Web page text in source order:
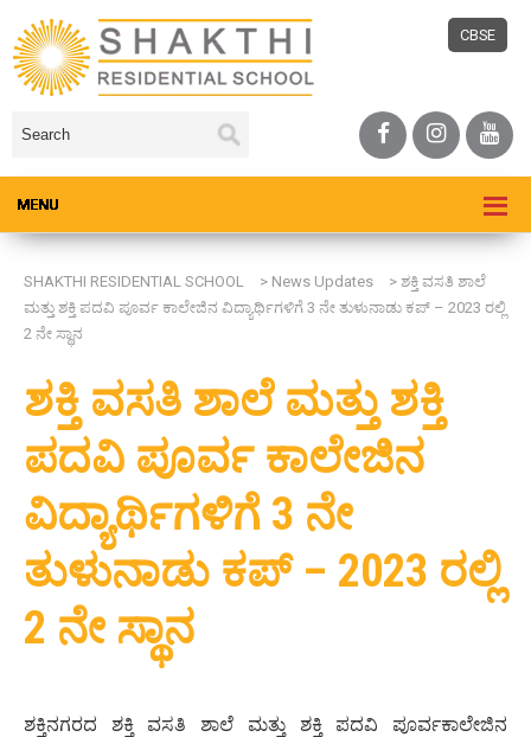
CBSE
SHAKTHI RESIDENTIAL SCHOOL > News Updates > ಶಕ್ತಿ ವಸತಿ ಶಾಲೆ
ಮತ್ತು ಶಕ್ತಿ ಪದವಿ ಪೂರ್ವ ಕಾಲೇಜಿನ ವಿದ್ಯಾರ್ಥಿಗಳಿಗೆ 3 ನೇ ತುಳುನಾಡು ಕಪ್ – 2023 ರಲ್ಲಿ
2 ನೇ ಸ್ಥಾನ
ಶಕ್ತಿ ವಸತಿ ಶಾಲೆ ಮತ್ತು ಶಕ್ತಿ
ಪದವಿ ಪೂರ್ವ ಕಾಲೇಜಿನ
ವಿದ್ಯಾರ್ಥಿಗಳಿಗೆ 3 ನೇ
ತುಳುನಾಡು ಕಪ್ – 2023 ರಲ್ಲಿ
2 ನೇ ಸ್ಥಾನ
ಶಕ್ತಿನಗರದ ಶಕ್ತಿ ವಸತಿ ಶಾಲೆ ಮತ್ತು ಶಕ್ತಿ ಪದವಿ ಪೂರ್ವಕಾಲೇಜಿನ